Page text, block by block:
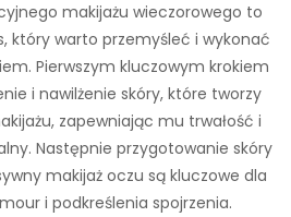
makijażu wieczorowego to
który warto przemyśleć i wykonać
Pierwszym kluczowym krokiem
i nawilżenie skóry, które tworzy
zapewniając mu trwałość i
Następnie przygotowanie skóry
makijaż oczu są kluczowe dla
i podkreślenia spojrzenia.